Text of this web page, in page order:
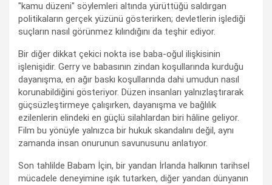
"kamu düzeni" söylemleri altında yürüttüğü saldırgan
politikaların gerçek yüzünü gösterirken; devletlerin işlediği
suçların nasıl görünmez kılındığını da teşhir ediyor.
Bir diğer dikkat çekici nokta ise baba-oğul ilişkisinin
işlenişidir. Gerry ve babasının zindan koşullarında kurduğu
dayanışma, en ağır baskı koşullarında dahi umudun nasıl
korunabildiğini gösteriyor. Düzen insanları yalnızlaştırarak
güçsüzleştirmeye çalışırken, dayanışma ve bağlılık
ezilenlerin elindeki en güçlü silahlardan biri hâline geliyor.
Film bu yönüyle yalnızca bir hukuk skandalını değil, aynı
zamanda insan onurunun savunusunu anlatıyor.
Son tahlilde Babam İçin, bir yandan İrlanda halkının tarihsel
mücadele deneyimine ışık tutarken, diğer yandan dünyanın